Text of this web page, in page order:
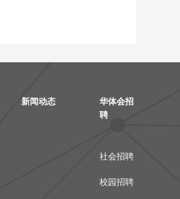
新闻动态
华体会招
聘
社会招聘
校园招聘